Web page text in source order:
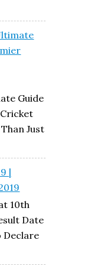
Guide
Just
|
10th
Date
Declare